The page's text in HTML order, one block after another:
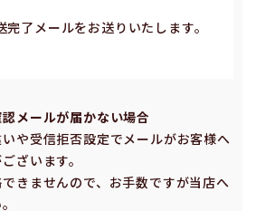
了メールをお送りいたします。
メールが届かない場合
や受信拒否設定でメールがお客様へ
ざいます。
きませんので、お⼿数ですが当店へ